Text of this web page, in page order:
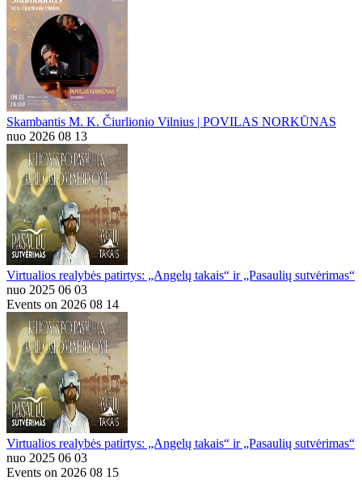
Skambantis M. K. Čiurlionio Vilnius | POVILAS NORKŪNAS
nuo 2026 08 13
Virtualios realybės patirtys: „Angelų takais“ ir „Pasaulių sutvėrimas“
nuo 2025 06 03
Events on 2026 08 14
Virtualios realybės patirtys: „Angelų takais“ ir „Pasaulių sutvėrimas“
nuo 2025 06 03
Events on 2026 08 15